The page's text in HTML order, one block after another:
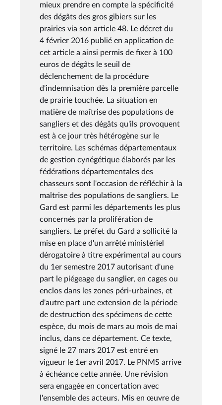
mieux prendre en compte la spécificité
des dégâts des gros gibiers sur les
prairies via son article 48. Le décret du
4 février 2016 publié en application de
cet article a ainsi permis de fixer à 100
euros de dégâts le seuil de
déclenchement de la procédure
d'indemnisation dès la première parcelle
de prairie touchée. La situation en
matière de maîtrise des populations de
sangliers et des dégâts qu'ils provoquent
est à ce jour très hétérogène sur le
territoire. Les schémas départementaux
de gestion cynégétique élaborés par les
fédérations départementales des
chasseurs sont l'occasion de réfléchir à la
maîtrise des populations de sangliers. Le
Gard est parmi les départements les plus
concernés par la prolifération de
sangliers. Le préfet du Gard a sollicité la
mise en place d'un arrêté ministériel
dérogatoire à titre expérimental au cours
du 1er semestre 2017 autorisant d'une
part le piégeage du sanglier, en cages ou
enclos dans les zones péri-urbaines, et
d'autre part une extension de la période
de destruction des spécimens de cette
espèce, du mois de mars au mois de mai
inclus, dans ce département. Ce texte,
signé le 27 mars 2017 est entré en
vigueur le 1er avril 2017. Le PNMS arrive
à échéance cette année. Une révision
sera engagée en concertation avec
l'ensemble des acteurs. Mis en œuvre de